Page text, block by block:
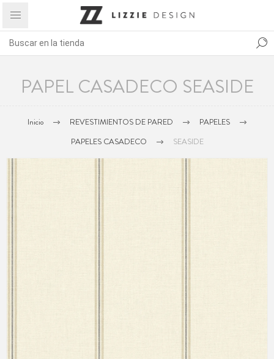
PAPEL CASADECO SEASIDE
Inicio REVESTIMIENTOS DE PARED
PAPELES
PAPELES CASADECO
SEASIDE